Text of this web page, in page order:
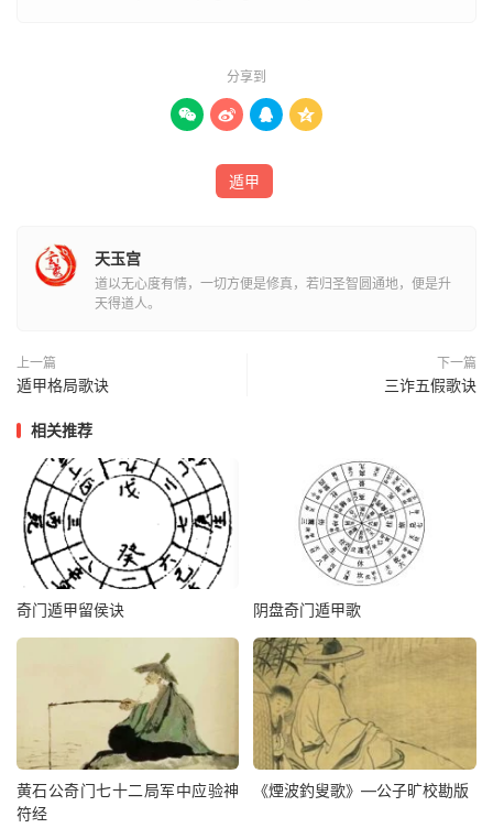
分享到
   
遁甲
天玉宫
道以无心度有情，一切方便是修真，若归圣智圆通地，便是升
天得道人。
上一篇
遁甲格局歌诀
下一篇
三诈五假歌诀
相关推荐
奇门遁甲留侯诀 阴盘奇门遁甲歌
黄石公奇门七十二局军中应验神
符经
《煙波釣叟歌》—公子旷校勘版